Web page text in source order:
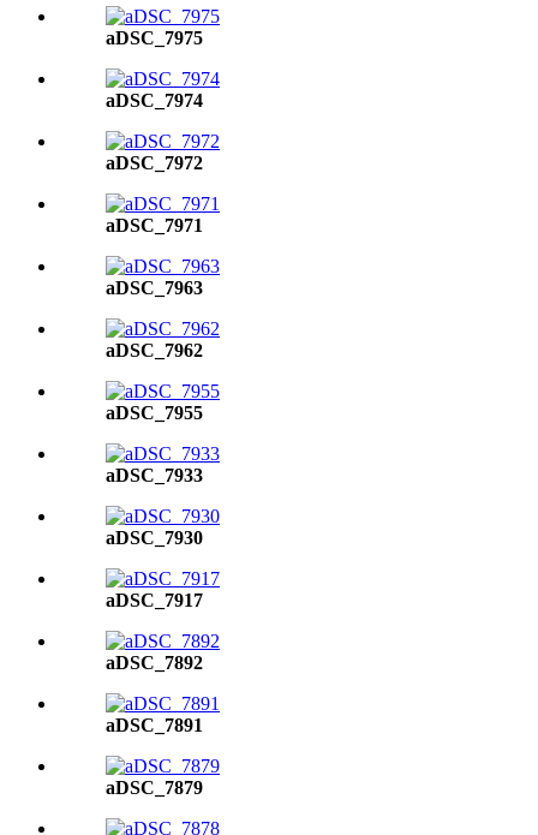
aDSC_7975
aDSC_7974
aDSC_7972
aDSC_7971
aDSC_7963
aDSC_7962
aDSC_7955
aDSC_7933
aDSC_7930
aDSC_7917
aDSC_7892
aDSC_7891
aDSC_7879